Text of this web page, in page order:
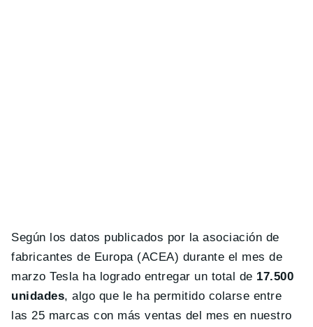
Según los datos publicados por la asociación de
fabricantes de Europa (ACEA) durante el mes de
marzo Tesla ha logrado entregar un total de 17.500
unidades, algo que le ha permitido colarse entre
las 25 marcas con más ventas del mes en nuestro